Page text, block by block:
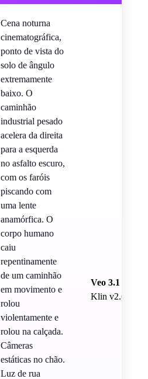
Cena noturna
cinematográfica,
ponto de vista do
solo de ângulo
extremamente
baixo. O
caminhão
industrial pesado
acelera da direita
para a esquerda
no asfalto escuro,
com os faróis
piscando com
uma lente
anamórfica. O
corpo humano
caiu
repentinamente
de um caminhão
em movimento e
rolou
violentamente e
rolou na calçada.
Câmeras
estáticas no chão.
Luz de rua
Veo 3.1
Klin v2.6